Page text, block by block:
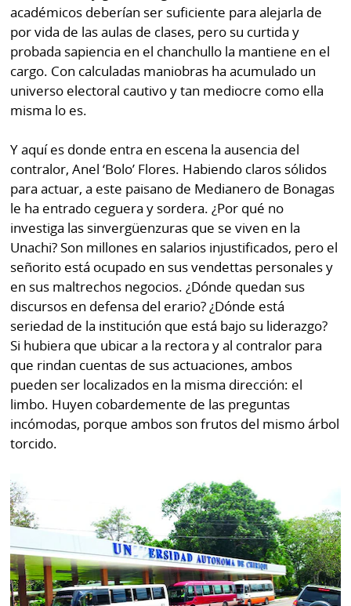
académicos deberían ser suficiente para alejarla de
por vida de las aulas de clases, pero su curtida y
probada sapiencia en el chanchullo la mantiene en el
cargo. Con calculadas maniobras ha acumulado un
universo electoral cautivo y tan mediocre como ella
misma lo es.
Y aquí es donde entra en escena la ausencia del
contralor, Anel ‘Bolo’ Flores. Habiendo claros sólidos
para actuar, a este paisano de Medianero de Bonagas
le ha entrado ceguera y sordera. ¿Por qué no
investiga las sinvergüenzuras que se viven en la
Unachi? Son millones en salarios injustificados, pero el
señorito está ocupado en sus vendettas personales y
en sus maltrechos negocios. ¿Dónde quedan sus
discursos en defensa del erario? ¿Dónde está
seriedad de la institución que está bajo su liderazgo?
Si hubiera que ubicar a la rectora y al contralor para
que rindan cuentas de sus actuaciones, ambos
pueden ser localizados en la misma dirección: el
limbo. Huyen cobardemente de las preguntas
incómodas, porque ambos son frutos del mismo árbol
torcido.